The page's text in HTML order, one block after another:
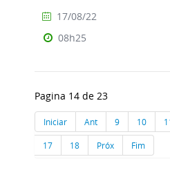
17/08/22
08h25
Pagina 14 de 23
Iniciar Ant 9 10
17 18 Próx Fim